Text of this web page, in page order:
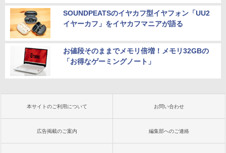
SOUNDPEATSのイヤカフ型イヤフォン「UU2
イヤーカフ」をイヤカフマニアが語る
お値段そのままでメモリ倍増！メモリ32GBの
「お得なゲーミングノート」
本サイトのご利用について お問い合わせ
広告掲載のご案内 編集部へのご連絡